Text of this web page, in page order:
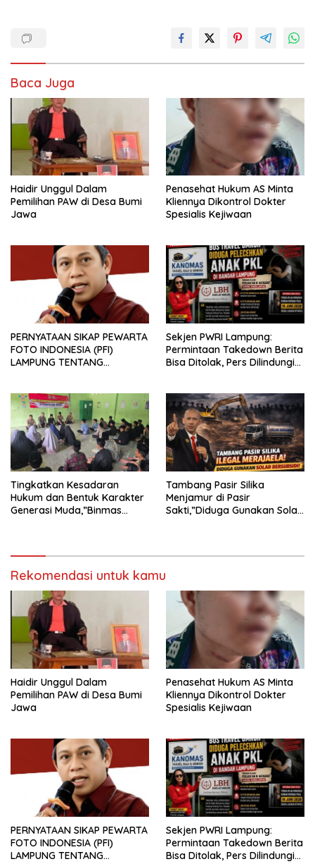
Baca Juga
Haidir Unggul Dalam
Pemilihan PAW di Desa Bumi
Jawa
Penasehat Hukum AS Minta
Kliennya Dikontrol Dokter
Spesialis Kejiwaan
PERNYATAAN SIKAP PEWARTA
FOTO INDONESIA (PFI)
LAMPUNG TENTANG
TERHADAP JURNALIS DI
PENGADILAN NEGERI
TANJUNG KARANG.
Sekjen PWRI Lampung:
Permintaan Takedown Berita
Bisa Ditolak, Pers Dilindungi
Tingkatkan Kesadaran
Hukum dan Bentuk Karakter
Generasi Muda,”Binmas
Tambang Pasir Silika
Menjamur di Pasir
Sakti,”Diduga Gunakan Solar
Rekomendasi untuk kamu
Haidir Unggul Dalam
Pemilihan PAW di Desa Bumi
Jawa
Penasehat Hukum AS Minta
Kliennya Dikontrol Dokter
Spesialis Kejiwaan
PERNYATAAN SIKAP PEWARTA
FOTO INDONESIA (PFI)
LAMPUNG TENTANG
Sekjen PWRI Lampung:
Permintaan Takedown Berita
Bisa Ditolak, Pers Dilindungi